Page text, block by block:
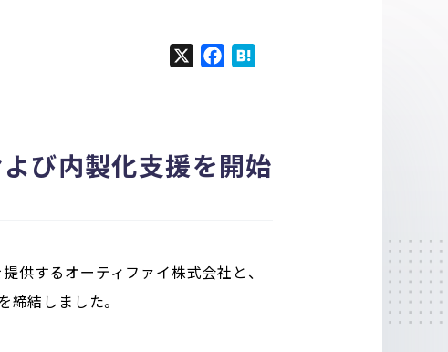
び内製化支援を開始
X F
a
b
o
n
a
供するオーティファイ株式会社と、
結しました。